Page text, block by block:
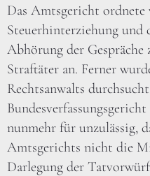
Das Amtsgericht ordnete
Steuerhinterziehung und
Abhörung der Gespräche
Straftäter an. Ferner
Rechtsanwalts
nunmehr für unzulässig,
Amtsgerichts nicht die
Darlegung der